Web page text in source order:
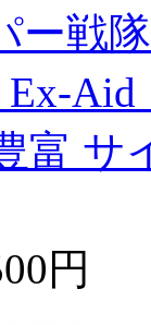
ー戦
Ex-
富 サ
円